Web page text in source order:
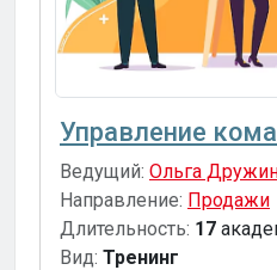
Управление
Ведущий: Ольга
Направление: Продажи
Длительность: 17
Вид: Тренинг